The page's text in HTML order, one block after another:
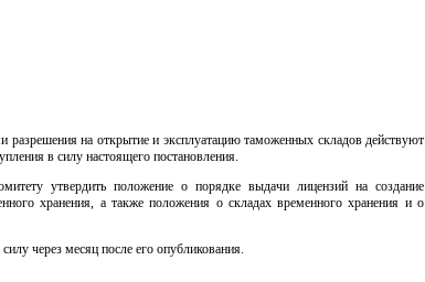
разрешения на открытие и эксплуатацию таможенных складов действуют
в силу настоящего постановления.
утвердить положение о порядке выдачи лицензий на создание
хранения, а также положения о складах временного хранения и о
через месяц после его опубликования.